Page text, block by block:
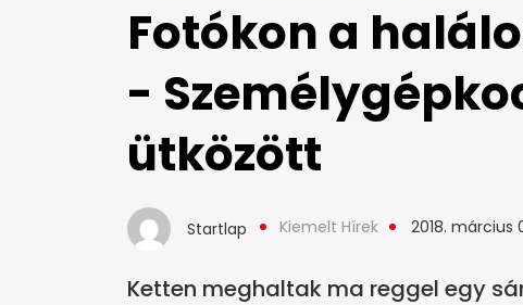
Fotókon a
-
ütközött
Startlap Kiemelt Hírek 2018. március
Ketten meghaltak ma reggel egy